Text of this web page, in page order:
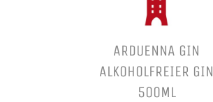
ARDUENNA GIN
ALKOHOLFREIER GIN
500ML